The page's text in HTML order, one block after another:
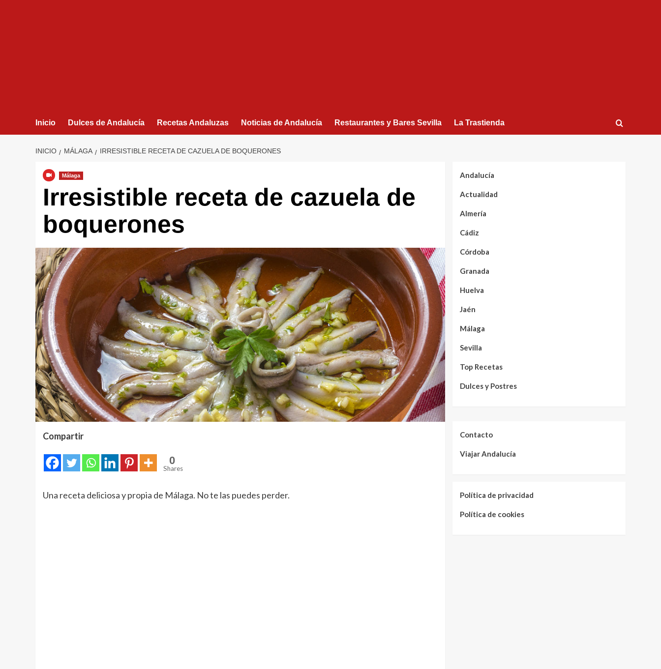
Inicio Dulces de Andalucía Recetas Andaluzas Noticias de Andalucía Restaurantes y Bares Sevilla La Trastienda
INICIO MÁLAGA IRRESISTIBLE RECETA DE CAZUELA DE BOQUERONES
Málaga
Irresistible receta de cazuela de
boquerones
Compartir
0
Shares
Una receta deliciosa y propia de Málaga. No te las puedes perder.
Andalucía
Actualidad
Almería
Cádiz
Córdoba
Granada
Huelva
Jaén
Málaga
Sevilla
Top Recetas
Dulces y Postres
Contacto
Viajar Andalucía
Política de privacidad
Política de cookies